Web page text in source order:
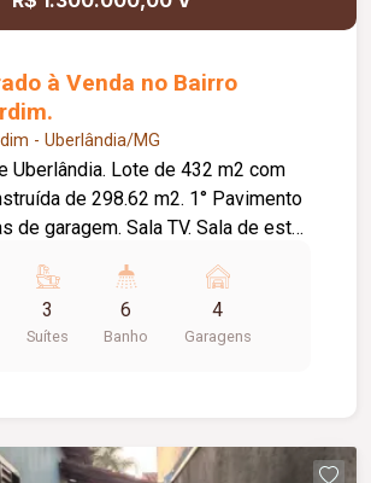
à Venda no Bairro
- Uberlândia/MG
Uberlândia. Lote de 432 m2 com
de 298.62 m2. 1° Pavimento
de garagem. Sala TV. Sala de estar.
e coberta. Lavabo. 2°
03 Suítes sendo a Máster com
(todos com ar condicionado).
nobre.
3
Suítes
6
Banho
4
Garagens